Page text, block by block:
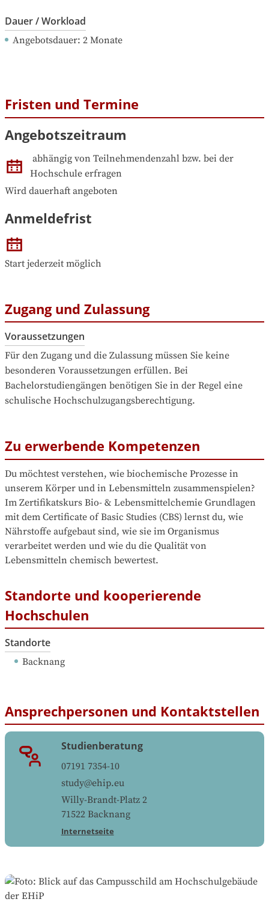
Dauer / Workload
Angebotsdauer: 2 Monate
Fristen und Termine
Angebotszeitraum
abhängig von Teilnehmendenzahl bzw. bei der
Hochschule erfragen
Wird dauerhaft angeboten
Anmeldefrist
Start jederzeit möglich
Zugang und Zulassung
Voraussetzungen
Für den Zugang und die Zulassung müssen Sie keine
besonderen Voraussetzungen erfüllen. Bei
Bachelorstudiengängen benötigen Sie in der Regel eine
schulische Hochschulzugangsberechtigung.
Zu erwerbende Kompetenzen
Du möchtest verstehen, wie biochemische Prozesse in
unserem Körper und in Lebensmitteln zusammenspielen?
Im Zertifikatskurs Bio- & Lebensmittelchemie Grundlagen
mit dem Certificate of Basic Studies (CBS) lernst du, wie
Nährstoffe aufgebaut sind, wie sie im Organismus
verarbeitet werden und wie du die Qualität von
Lebensmitteln chemisch bewertest.
Standorte und kooperierende
Hochschulen
Standorte
Backnang
Ansprechpersonen und Kontaktstellen
Studienberatung
07191 7354-10
study@ehip.eu
Willy-Brandt-Platz 2
71522 Backnang
Internetseite